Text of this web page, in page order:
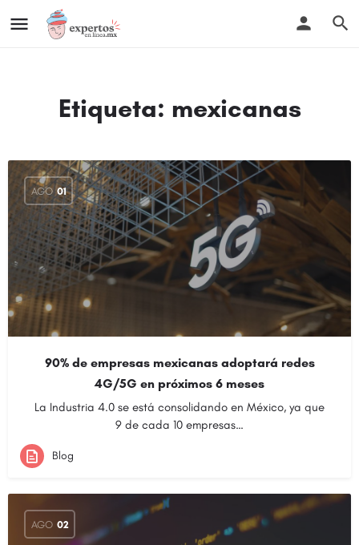
Etiqueta: mexicanas
AGO 01
90% de empresas mexicanas adoptará redes
4G/5G en próximos 6 meses
La Industria 4.0 se está consolidando en México, ya que
9 de cada 10 empresas…
Blog
AGO 02